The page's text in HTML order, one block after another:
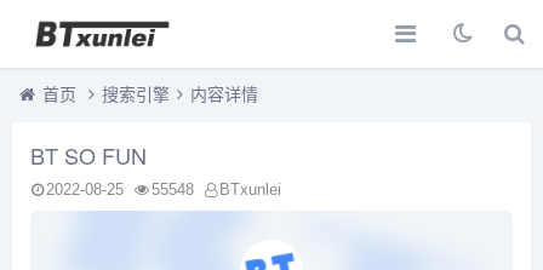
首页 搜索引擎 内容详情
BT SO FUN
2022-08-25 55548 BTxunlei